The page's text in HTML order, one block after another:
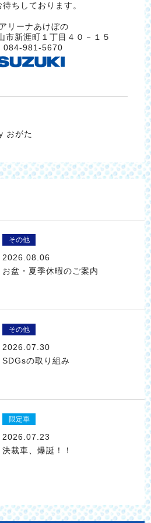
ちしております。
リーナあけぼの
新涯町１丁目４０－１５
981-5670
おがた
その他
2026.08.06
お盆・夏季休暇のご案内
その他
2026.07.30
SDGsの取り組み
限定車
2026.07.23
決裁車、爆誕！！